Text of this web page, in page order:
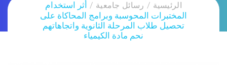
الرئيسية رسائل جامعية
أثر استخدام
المختبرات المحوسبة وبرامج المحاكاة على
تحصيل طلاب المرحلة الثانوية واتجاهاتهم
نحم مادة الكيمياء